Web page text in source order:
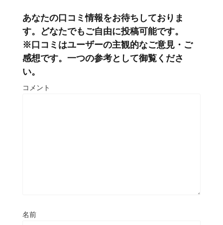
あなたの口コミ情報をお待ちしておりま
す。どなたでもご自由に投稿可能です。
※口コミはユーザーの主観的なご意見・ご
感想です。一つの参考として御覧くださ
い。
コメント
名前